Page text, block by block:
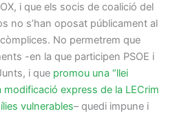
i que els socis de coalició del
no s’han oposat públicament al
No permetrem que
-en la que participen PSOE i
i que promou una “llei
modificació express de la LECrim
vulnerables– quedi impune i